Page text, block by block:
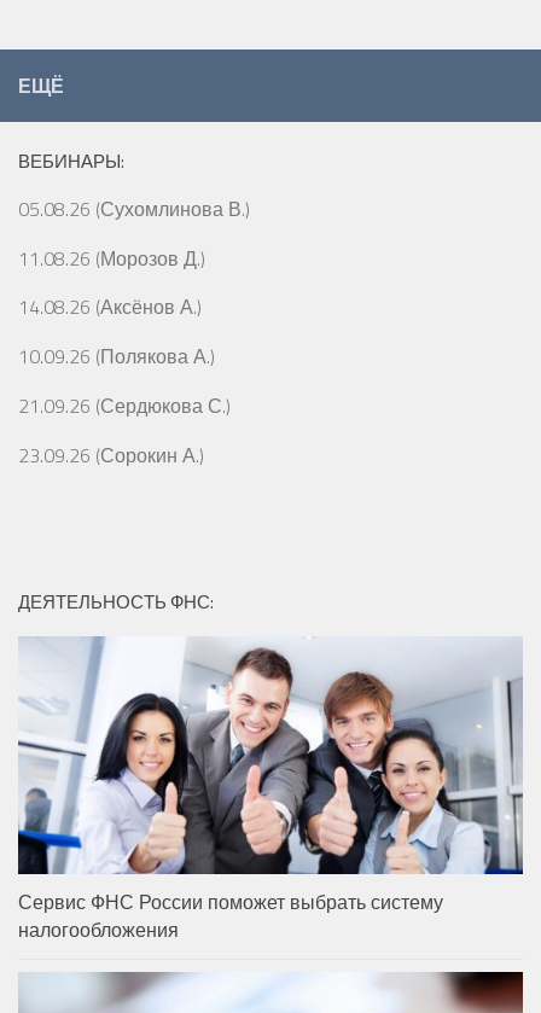
ЕЩЁ
ВЕБИНАРЫ:
05.08.26 (Сухомлинова В.)
11.08.26 (Морозов Д.)
14.08.26 (Аксёнов А.)
10.09.26 (Полякова А.)
21.09.26 (Сердюкова С.)
23.09.26 (Сорокин А.)
ДЕЯТЕЛЬНОСТЬ ФНС:
Сервис ФНС России поможет выбрать систему
налогообложения